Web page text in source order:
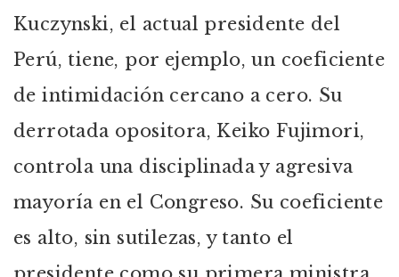
Kuczynski, el actual presidente del
Perú, tiene, por ejemplo, un coeficiente
de intimidación cercano a cero. Su
derrotada opositora, Keiko Fujimori,
controla una disciplinada y agresiva
mayoría en el Congreso. Su coeficiente
es alto, sin sutilezas, y tanto el